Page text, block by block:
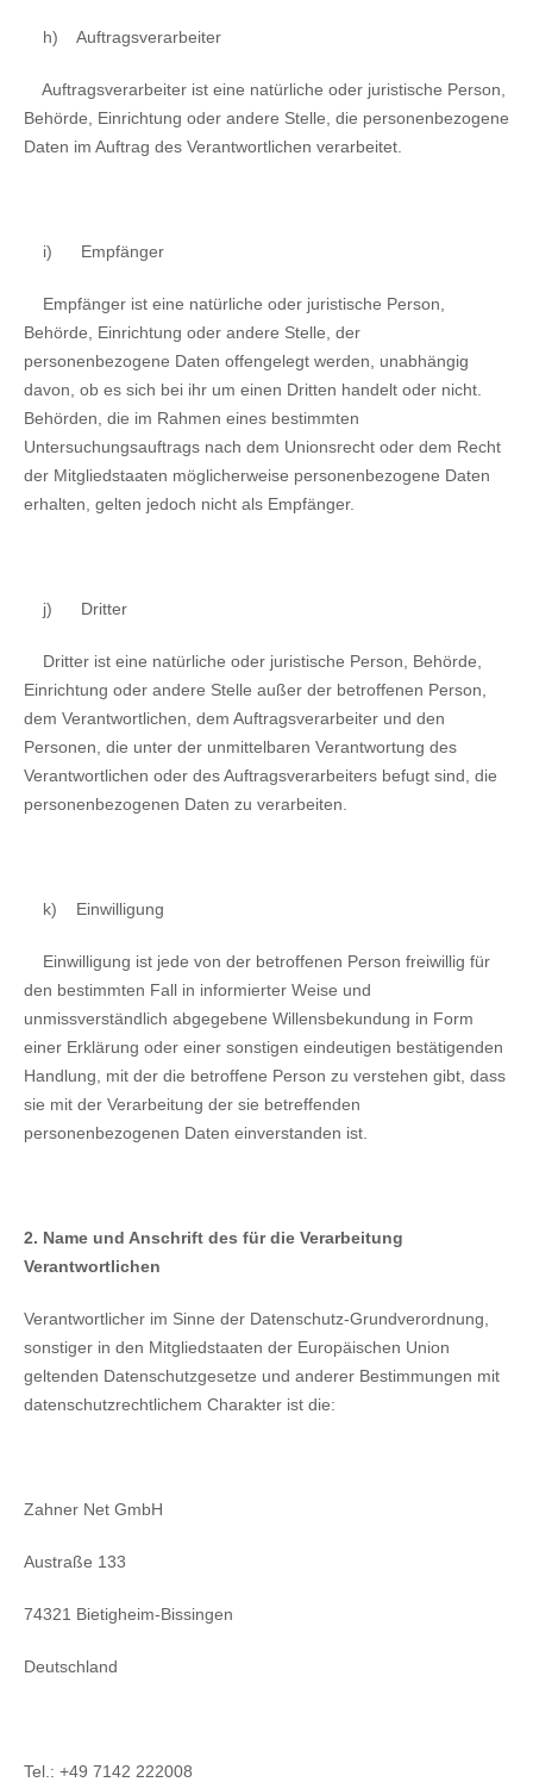
h) Auftragsverarbeiter
Auftragsverarbeiter ist eine natürliche oder juristische Person,
Behörde, Einrichtung oder andere Stelle, die personenbezogene
Daten im Auftrag des Verantwortlichen verarbeitet.
i) Empfänger
Empfänger ist eine natürliche oder juristische Person,
Behörde, Einrichtung oder andere Stelle, der
personenbezogene Daten offengelegt werden, unabhängig
davon, ob es sich bei ihr um einen Dritten handelt oder nicht.
Behörden, die im Rahmen eines bestimmten
Untersuchungsauftrags nach dem Unionsrecht oder dem Recht
der Mitgliedstaaten möglicherweise personenbezogene Daten
erhalten, gelten jedoch nicht als Empfänger.
j) Dritter
Dritter ist eine natürliche oder juristische Person, Behörde,
Einrichtung oder andere Stelle außer der betroffenen Person,
dem Verantwortlichen, dem Auftragsverarbeiter und den
Personen, die unter der unmittelbaren Verantwortung des
Verantwortlichen oder des Auftragsverarbeiters befugt sind, die
personenbezogenen Daten zu verarbeiten.
k) Einwilligung
Einwilligung ist jede von der betroffenen Person freiwillig für
den bestimmten Fall in informierter Weise und
unmissverständlich abgegebene Willensbekundung in Form
einer Erklärung oder einer sonstigen eindeutigen bestätigenden
Handlung, mit der die betroffene Person zu verstehen gibt, dass
sie mit der Verarbeitung der sie betreffenden
personenbezogenen Daten einverstanden ist.
2. Name und Anschrift des für die Verarbeitung
Verantwortlichen
Verantwortlicher im Sinne der Datenschutz-Grundverordnung,
sonstiger in den Mitgliedstaaten der Europäischen Union
geltenden Datenschutzgesetze und anderer Bestimmungen mit
datenschutzrechtlichem Charakter ist die:
Zahner Net GmbH
Austraße 133
74321 Bietigheim-Bissingen
Deutschland
Tel.: +49 7142 222008